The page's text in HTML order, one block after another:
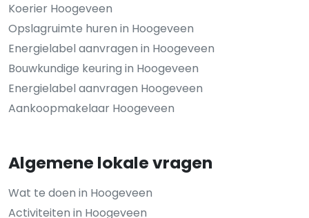
Koerier Hoogeveen
Opslagruimte huren in Hoogeveen
Energielabel aanvragen in Hoogeveen
Bouwkundige keuring in Hoogeveen
Energielabel aanvragen Hoogeveen
Aankoopmakelaar Hoogeveen
Algemene lokale vragen
Wat te doen in Hoogeveen
Activiteiten in Hoogeveen